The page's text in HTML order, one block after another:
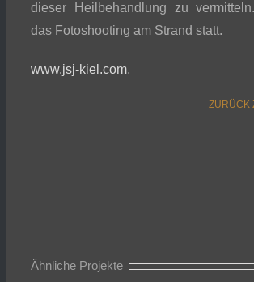
dieser Heilbehandlung zu
das Fotoshooting am Strand statt.
www.jsj-kiel.com.
ZURÜCK
Ähnliche Projekte